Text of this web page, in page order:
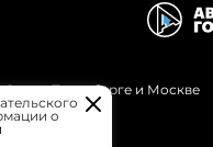
Петербурге и Москве
о